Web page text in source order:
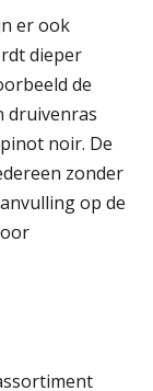
er ook
dieper
de
druivenras
noir. De
zonder
op de